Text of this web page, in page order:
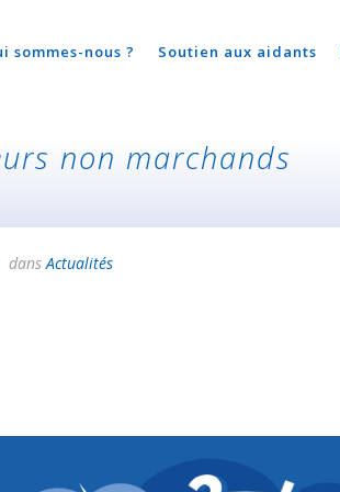
sommes-nous ? Soutien aux aidants
non marchands
dansActualités